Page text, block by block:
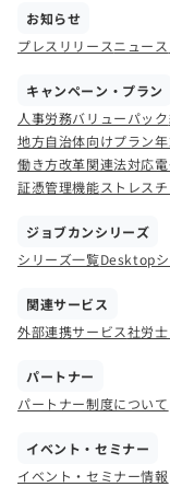
お知らせ
プレスリリースニュース
キャンペーン・プラン
人事労務バリューパック
地方自治体向けプラン
働き方改革関連法対応
証憑管理機能ストレス
ジョブカンシリーズ
シリーズ一覧Desktopシ
関連サービス
外部連携サービス社労
パートナー
パートナー制度について
イベント・セミナー
イベント・セミナー情報